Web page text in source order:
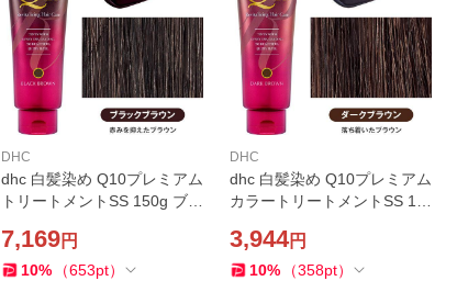
DHC
dhc 白髪染め Q10プレミアム
トリートメントSS 150g ブラ
染め リタッチ ノンシリコン
7,169円
10% （653pt）
DHC
dhc 白髪染め Q10プレミアム
カラートリートメントSS 15
隠し 毛染め リタッチ ノンシ
リコン
3,944円
10% （358pt）